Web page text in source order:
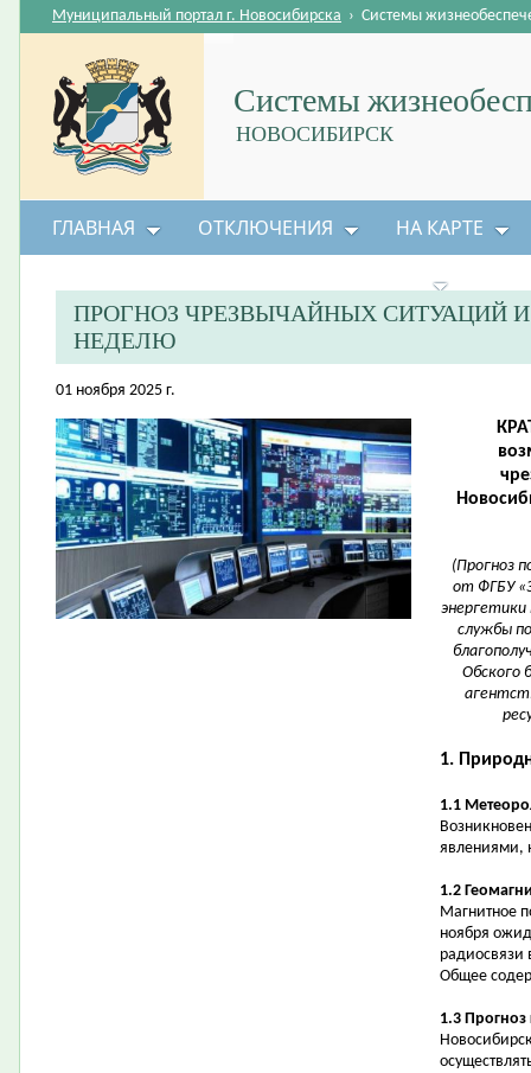
Системы
НОВОСИБИРСК
Муниципальный портал г. Новосибирска › Системы
ГЛАВНАЯ ОТКЛЮЧЕНИЯ НА КАРТЕ
ПРОГНОЗ ЧРЕЗВЫЧАЙНЫХ СИТУАЦИЙ
НЕДЕЛЮ
01 ноября 2025 г.
(Прогноз
от ФГБУ
энергетики
службы
Обского
1.
1.1
явлениями,
1.2
Магнитное
ноября
радиосвязи
Общее
1.3 Прогноз